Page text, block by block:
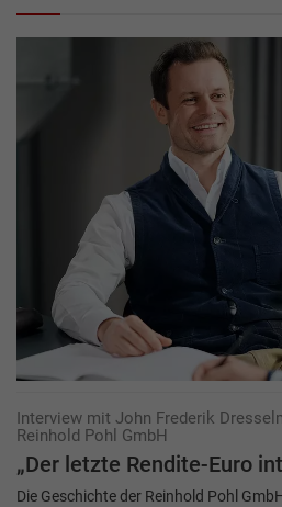
Interview mit John Frederik
Reinhold Pohl GmbH
„Der letzte Rendite-Euro
Die Geschichte der Reinhold Pohl